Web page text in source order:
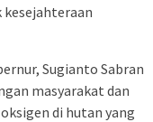
Sugianto Sabran
masyarakat dan
di hutan yang